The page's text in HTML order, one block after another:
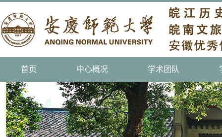
首页 中心概况 学术团队